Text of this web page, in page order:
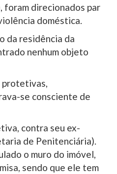
foram direcionados par
doméstica.
da residência da
nenhum objeto
protetivas,
se consciente de
contra seu ex-
de Penitenciária).
o muro do imóvel,
sendo que ele tem